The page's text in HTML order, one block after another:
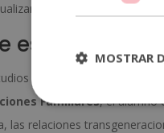
sus competencias
estudios
está estructurado en
Familiares, el alumno
las relaciones
MOSTRAR